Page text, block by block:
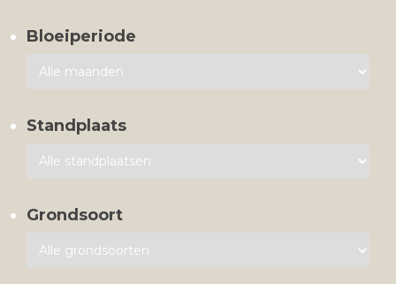
Bloeiperiode
Standplaats
Grondsoort